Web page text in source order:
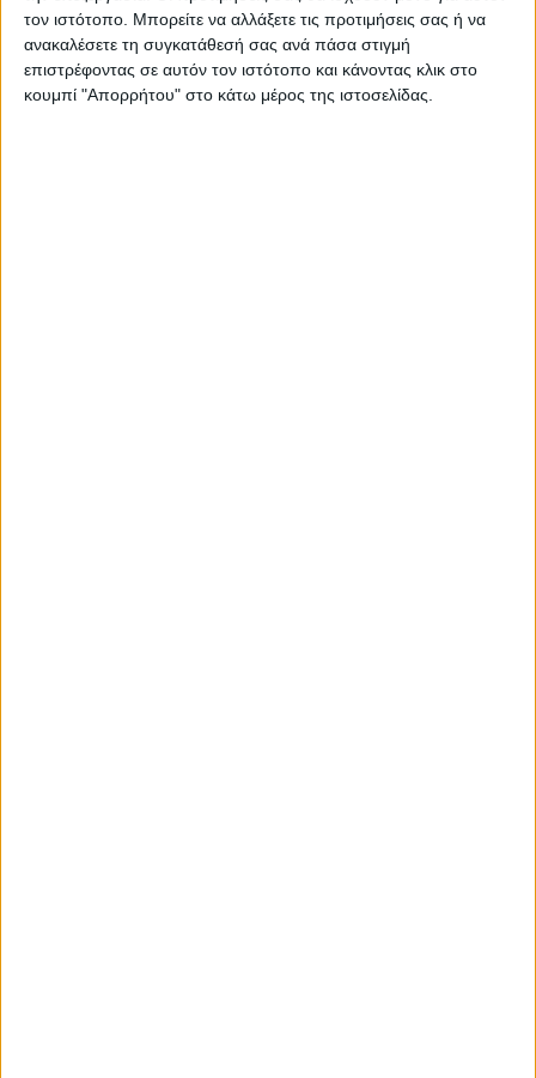
τον ιστότοπο. Μπορείτε να αλλάξετε τις προτιμήσεις σας ή να
ανακαλέσετε τη συγκατάθεσή σας ανά πάσα στιγμή
επιστρέφοντας σε αυτόν τον ιστότοπο και κάνοντας κλικ στο
κουμπί "Απορρήτου" στο κάτω μέρος της ιστοσελίδας.